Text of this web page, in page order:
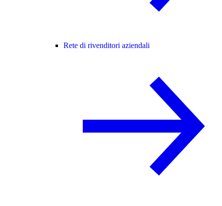
Rete di rivenditori aziendali